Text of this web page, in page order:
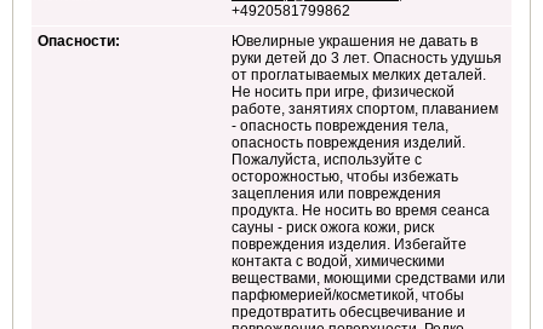
+4920581799862
Опасности:
Ювелирные украшения не давать в
руки детей до 3 лет. Опасность удушья
от проглатываемых мелких деталей.
Не носить при игре, физической
работе, занятиях спортом, плаванием
- опасность повреждения тела,
опасность повреждения изделий.
Пожалуйста, используйте с
осторожностью, чтобы избежать
зацепления или повреждения
продукта. Не носить во время сеанса
сауны - риск ожога кожи, риск
повреждения изделия. Избегайте
контакта с водой, химическими
веществами, моющими средствами или
парфюмерией/косметикой, чтобы
предотвратить обесцвечивание и